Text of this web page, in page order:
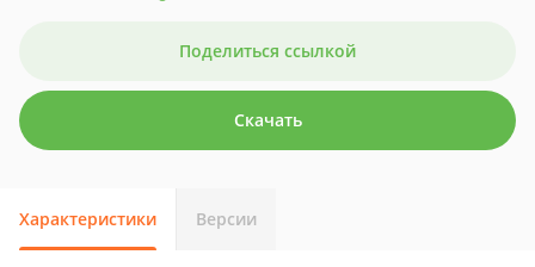
Поделиться ссылкой
Скачать
Характеристики Версии